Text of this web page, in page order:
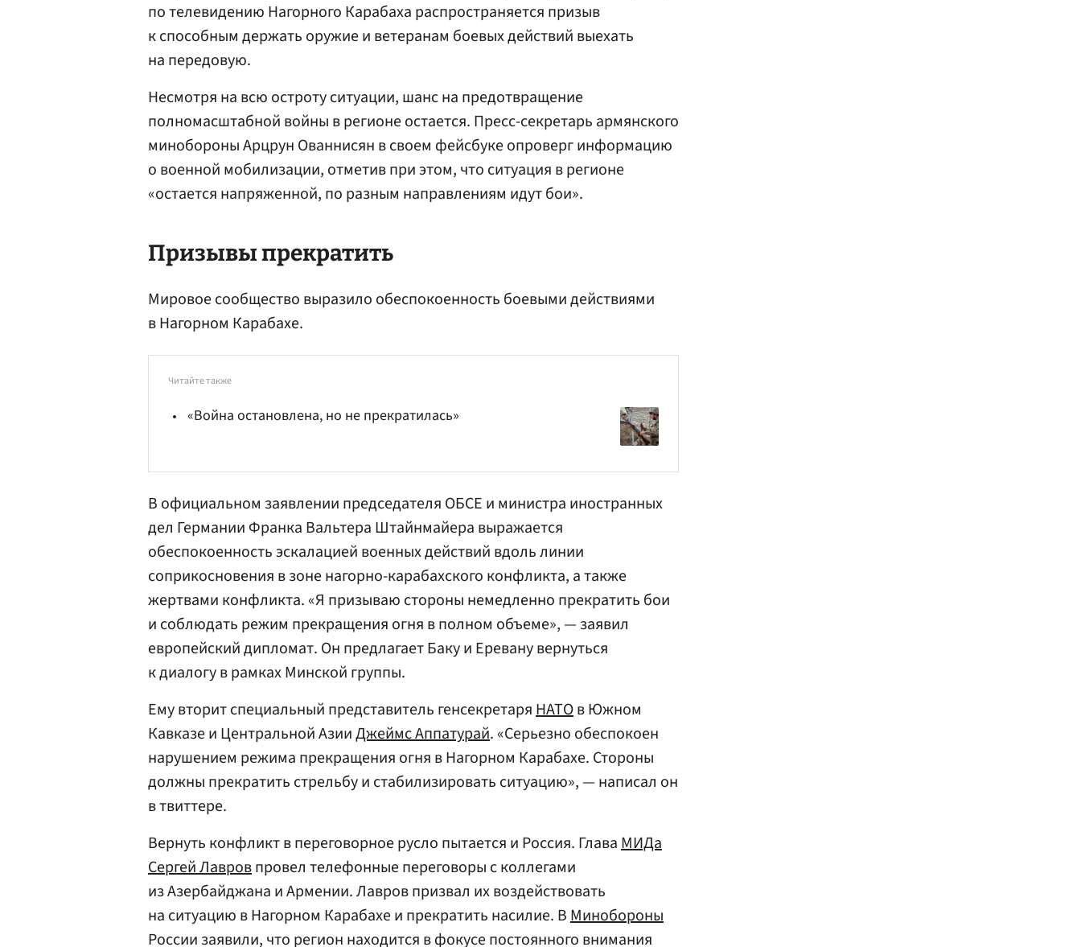
по телевидению Нагорного Карабаха распространяется призыв
к способным держать оружие и ветеранам боевых действий выехать
на передовую.
Несмотря на всю остроту ситуации, шанс на предотвращение
полномасштабной войны в регионе остается. Пресс-секретарь армянского
минобороны Арцрун Ованнисян в своем фейсбуке опроверг информацию
о военной мобилизации, отметив при этом, что ситуация в регионе
«остается напряженной, по разным направлениям идут бои».
Призывы прекратить
Мировое сообщество выразило обеспокоенность боевыми действиями
в Нагорном Карабахе.
Читайте также
«Война остановлена, но не прекратилась»
В официальном заявлении председателя ОБСЕ и министра иностранных
дел Германии Франка Вальтера Штайнмайера выражается
обеспокоенность эскалацией военных действий вдоль линии
соприкосновения в зоне нагорно-карабахского конфликта, а также
жертвами конфликта. «Я призываю стороны немедленно прекратить бои
и соблюдать режим прекращения огня в полном объеме», — заявил
европейский дипломат. Он предлагает Баку и Еревану вернуться
к диалогу в рамках Минской группы.
Ему вторит специальный представитель генсекретаряНАТОв Южном
Кавказе и Центральной АзииДжеймс Аппатурай. «Серьезно обеспокоен
нарушением режима прекращения огня в Нагорном Карабахе. Стороны
должны прекратить стрельбу и стабилизировать ситуацию», — написал он
в твиттере.
Вернуть конфликт в переговорное русло пытается и Россия. ГлаваМИДа
Сергей Лавровпровел телефонные переговоры с коллегами
из Азербайджана и Армении. Лавров призвал их воздействовать
на ситуацию в Нагорном Карабахе и прекратить насилие. ВМинобороны
России заявили, что регион находится в фокусе постоянного внимания